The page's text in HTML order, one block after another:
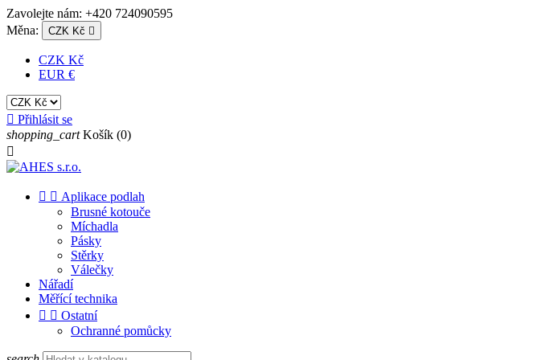
Zavolejte nám: +420 724090595
Měna:
CZK Kč 
CZK Kč
EUR €
 Přihlásit se
shopping_cart Košík (0)

  Aplikace podlah
Brusné kotouče
Míchadla
Pásky
Stěrky
Válečky
Nářadí
Měřící technika
  Ostatní
Ochranné pomůcky